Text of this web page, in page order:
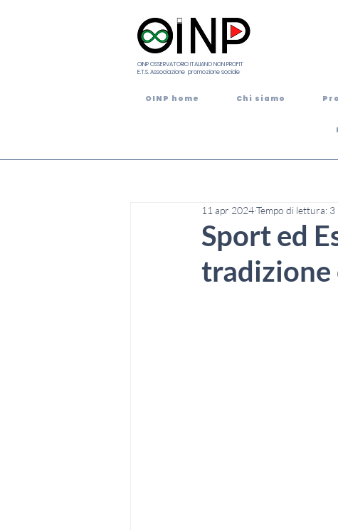
OINP OSSERVATORIO ITALIANO NON PROFIT
E.T.S. Associazione promozione sociale
OINP home Chi siamo
Sport ed
tradizione
11 apr 2024Tempo di lettura: 3